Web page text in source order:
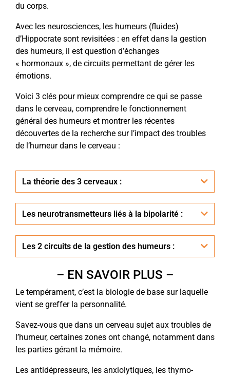
du corps.
Avec les neurosciences, les humeurs (fluides)
d’Hippocrate sont revisitées : en effet dans la gestion
des humeurs, il est question d’échanges
« hormonaux », de circuits permettant de gérer les
émotions.
Voici 3 clés pour mieux comprendre ce qui se passe
dans le cerveau, comprendre le fonctionnement
général des humeurs et montrer les récentes
découvertes de la recherche sur l’impact des troubles
de l’humeur dans le cerveau :
La théorie des 3 cerveaux :
Les neurotransmetteurs liés à la bipolarité :
Les 2 circuits de la gestion des humeurs :
– EN SAVOIR PLUS –
Le tempérament, c’est la biologie de base sur laquelle
vient se greffer la personnalité.
Savez-vous que dans un cerveau sujet aux troubles de
l’humeur, certaines zones ont changé, notamment dans
les parties gérant la mémoire.
Les antidépresseurs, les anxiolytiques, les thymo-